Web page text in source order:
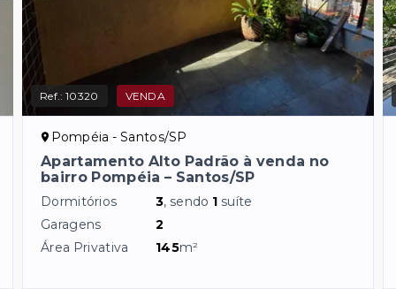
Ref.:10320 VENDA
Pompéia - Santos/SP
Apartamento Alto Padrão à venda no
bairro Pompéia – Santos/SP
Dormitórios 3, sendo 1 suíte
Garagens
2
Área Privativa
145m²